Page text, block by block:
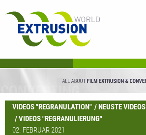
VIDEOS "REGRANULATION"
NEUSTE VIDEOS
VIDEOS "REGRANULIERUNG"
02. FEBRUAR 2021